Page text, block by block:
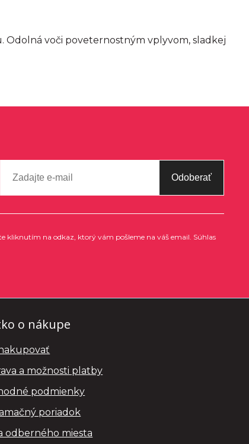
voči poveternostným vplyvom, sladkej
Odoberať
kliknutím na odkaz, ktorý vám pošleme na váš email. Súhlas
o nákupe
a možnosti platby
podmienky
poriadok
odberného miesta